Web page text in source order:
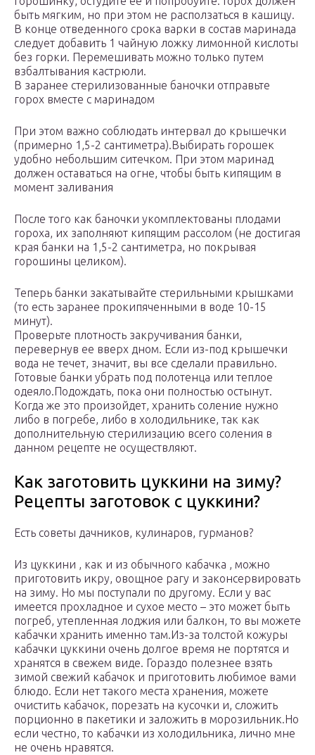
быть мягким, но при этом не расползаться в кашицу.
В конце отведенного срока варки в состав маринада
следует добавить 1 чайную ложку лимонной кислоты
без горки. Перемешивать можно только путем
взбалтывания кастрюли.
В заранее стерилизованные баночки отправьте
горох вместе с маринадом
При этом важно соблюдать интервал до крышечки
(примерно 1,5-2 сантиметра).Выбирать горошек
удобно небольшим ситечком. При этом маринад
должен оставаться на огне, чтобы быть кипящим в
момент заливания
После того как баночки укомплектованы плодами
гороха, их заполняют кипящим рассолом (не достигая
края банки на 1,5-2 сантиметра, но покрывая
горошины целиком).
Теперь банки закатывайте стерильными крышками
(то есть заранее прокипяченными в воде 10-15
минут).
Проверьте плотность закручивания банки,
перевернув ее вверх дном. Если из-под крышечки
вода не течет, значит, вы все сделали правильно.
Готовые банки убрать под полотенца или теплое
одеяло.Подождать, пока они полностью остынут.
Когда же это произойдет, хранить соление нужно
либо в погребе, либо в холодильнике, так как
дополнительную стерилизацию всего соления в
данном рецепте не осуществляют.
Как заготовить цуккини на зиму?
Рецепты заготовок с цуккини?
Есть советы дачников, кулинаров, гурманов?
Из цуккини , как и из обычного кабачка , можно
приготовить икру, овощное рагу и законсервировать
на зиму. Но мы поступали по другому. Если у вас
имеется прохладное и сухое место – это может быть
погреб, утепленная лоджия или балкон, то вы можете
кабачки хранить именно там.Из-за толстой кожуры
кабачки цуккини очень долгое время не портятся и
хранятся в свежем виде. Гораздо полезнее взять
зимой свежий кабачок и приготовить любимое вами
блюдо. Если нет такого места хранения, можете
очистить кабачок, порезать на кусочки и, сложить
порционно в пакетики и заложить в морозильник.Но
если честно, то кабачки из холодильника, лично мне
не очень нравятся.